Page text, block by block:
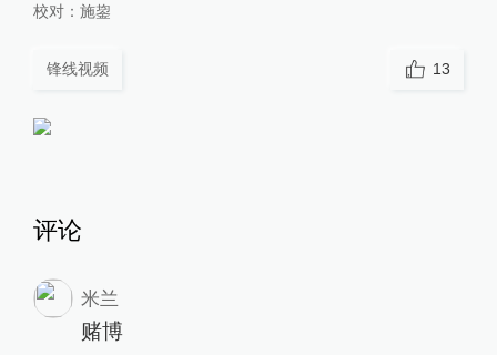
校对： 施鋆
锋线视频 13
评论
米兰
赌博